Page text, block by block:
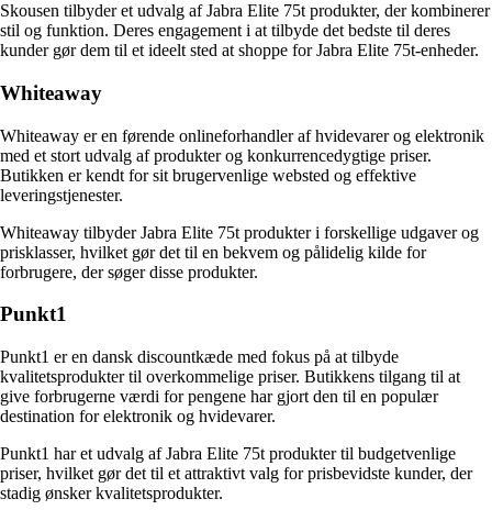
Skousen tilbyder et udvalg af Jabra Elite 75t produkter, der kombinerer
stil og funktion. Deres engagement i at tilbyde det bedste til deres
kunder gør dem til et ideelt sted at shoppe for Jabra Elite 75t-enheder.
Whiteaway
Whiteaway er en førende onlineforhandler af hvidevarer og elektronik
med et stort udvalg af produkter og konkurrencedygtige priser.
Butikken er kendt for sit brugervenlige websted og effektive
leveringstjenester.
Whiteaway tilbyder Jabra Elite 75t produkter i forskellige udgaver og
prisklasser, hvilket gør det til en bekvem og pålidelig kilde for
forbrugere, der søger disse produkter.
Punkt1
Punkt1 er en dansk discountkæde med fokus på at tilbyde
kvalitetsprodukter til overkommelige priser. Butikkens tilgang til at
give forbrugerne værdi for pengene har gjort den til en populær
destination for elektronik og hvidevarer.
Punkt1 har et udvalg af Jabra Elite 75t produkter til budgetvenlige
priser, hvilket gør det til et attraktivt valg for prisbevidste kunder, der
stadig ønsker kvalitetsprodukter.